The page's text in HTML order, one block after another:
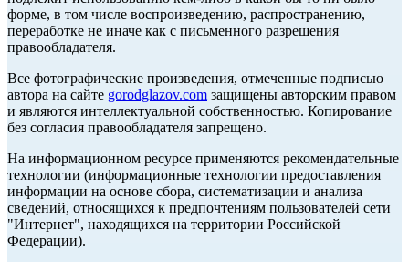
форме, в том числе воспроизведению, распространению,
переработке не иначе как с письменного разрешения
правообладателя.
Все фотографические произведения, отмеченные подписью
автора на сайте gorodglazov.com защищены авторским правом
и являются интеллектуальной собственностью. Копирование
без согласия правообладателя запрещено.
На информационном ресурсе применяются рекомендательные
технологии (информационные технологии предоставления
информации на основе сбора, систематизации и анализа
сведений, относящихся к предпочтениям пользователей сети
"Интернет", находящихся на территории Российской
Федерации).